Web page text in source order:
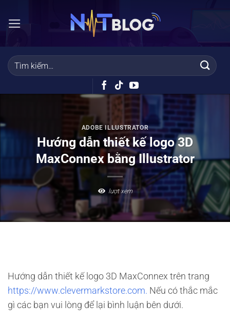
qua
dung
ADOBE ILLUSTRATOR
Hướng dẫn thiết kế logo 3D
MaxConnex bằng Illustrator
lượt xem
Hướng dẫn thiết kế logo 3D MaxConnex trên trang
https://www.clevermarkstore.com. Nếu có thắc mắc
gì các bạn vui lòng để lại bình luận bên dưới.